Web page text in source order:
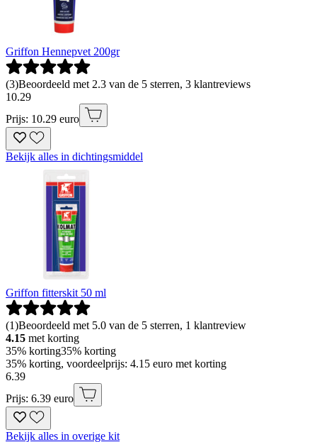
Griffon Hennepvet 200gr
(3)Beoordeeld met 2.3 van de 5 sterren, 3 klantreviews
10.29
Prijs: 10.29 euro
Bekijk alles in dichtingsmiddel
Griffon fitterskit 50 ml
(1)Beoordeeld met 5.0 van de 5 sterren, 1 klantreview
4.15 met korting
35% korting35% korting
35% korting, voordeelprijs: 4.15 euro met korting
6.39
Prijs: 6.39 euro
Bekijk alles in overige kit